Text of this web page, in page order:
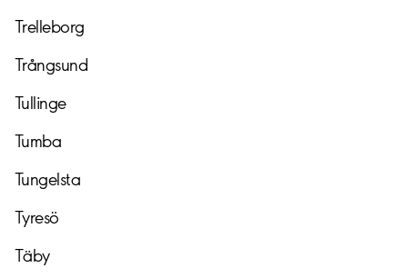
Trelleborg
Trångsund
Tullinge
Tumba
Tungelsta
Tyresö
Täby